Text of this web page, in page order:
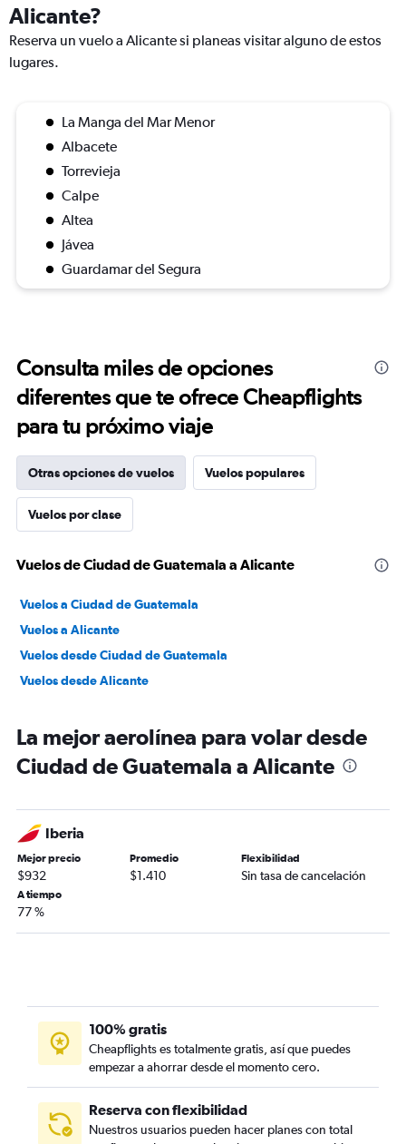
Alicante?
Reserva un vuelo a Alicante si planeas visitar alguno de estos
lugares.
La Manga del Mar Menor
Albacete
Torrevieja
Calpe
Altea
Jávea
Guardamar del Segura
Consulta miles de opciones
diferentes que te ofrece Cheapflights
para tu próximo viaje
Otras opciones de vuelos Vuelos populares
Vuelos por clase
Vuelos de Ciudad de Guatemala a Alicante
Vuelos a Ciudad de Guatemala
Vuelos a Alicante
Vuelos desde Ciudad de Guatemala
Vuelos desde Alicante
La mejor aerolínea para volar desde
Ciudad de Guatemala a Alicante
Iberia
Mejor precio
$932
Promedio
$1.410
Flexibilidad
Sin tasa de cancelación
A tiempo
77 %
100% gratis
Cheapflights es totalmente gratis, así que puedes
empezar a ahorrar desde el momento cero.
Reserva con flexibilidad
Nuestros usuarios pueden hacer planes con total